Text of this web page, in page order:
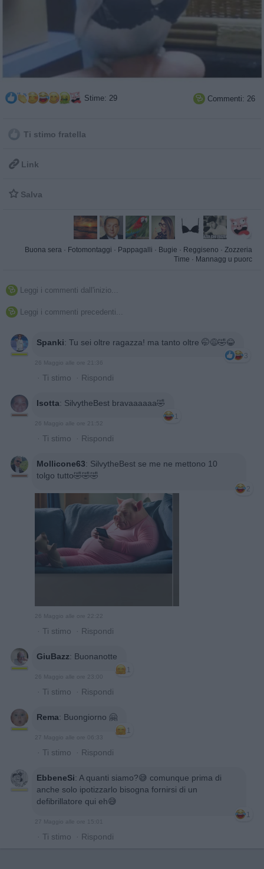
Stime: 29  Commenti: 26
Ti stimo fratella
 Link
 Salva
Buona sera · Fotomontaggi · Pappagalli · Bugie · Reggiseno · Zozzeria
Time · Mannagg u puorc
 Leggi i commenti dall'inizio...
 Leggi i commenti precedenti...
Spanki: Tu sei oltre ragazza! ma tanto oltre 🤭😅🤣😂
3
26 Maggio alle ore 21:36
· Ti stimo · Rispondi
Isotta: SilvytheBest bravaaaaaa🤣
1
26 Maggio alle ore 21:52
· Ti stimo · Rispondi
Mollicone63: SilvytheBest se me ne mettono 10
tolgo tutto🤣🤣🤣
2
26 Maggio alle ore 22:22
· Ti stimo · Rispondi
GiuBazz: Buonanotte
1
26 Maggio alle ore 23:00
· Ti stimo · Rispondi
Rema: Buongiorno 🤗
1
27 Maggio alle ore 06:33
· Ti stimo · Rispondi
EbbeneSi: A quanti siamo?😅 comunque prima di
anche solo ipotizzarlo bisogna fornirsi di un
defibrillatore qui eh😅
1
27 Maggio alle ore 15:01
· Ti stimo · Rispondi